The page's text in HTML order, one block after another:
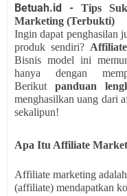
Betuah.id - Tips
Marketing (Terbukti)
Ingin dapat penghasilan
produk sendiri?
Bisnis model ini
hanya dengan
Berikut panduan
menghasilkan uang dari
sekalipun!
Apa Itu Affiliate
Affiliate marketing
(affiliate) mendapatkan